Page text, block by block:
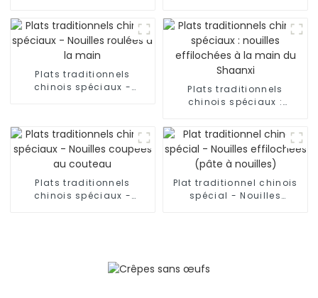
Plats traditionnels
chinois spéciaux -
Plats traditionnels
chinois spéciaux :
main du Shaanxi
Plats traditionnels
chinois spéciaux -
Plat traditionnel chinois
spécial - Nouilles